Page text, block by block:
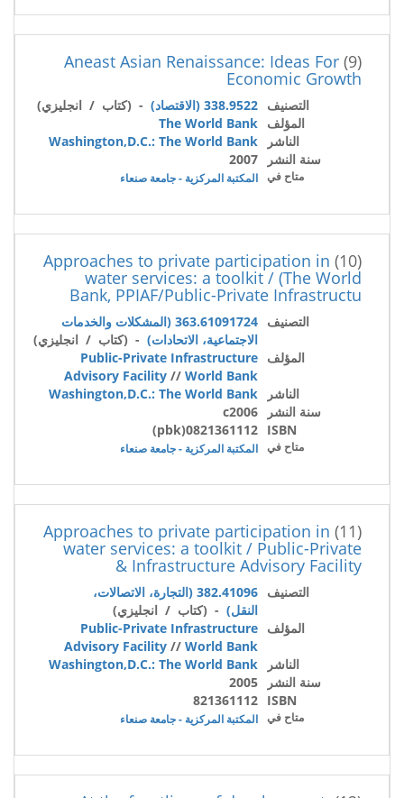
(9)
Aneast Asian Renaissance: Ideas For
Economic Growth
التصنيف 338.9522 (الاقتصاد)
- (كتاب / انجليزي)
المؤلف The World Bank
الناشر
Washington,D.C.: The World Bank
سنة النشر
2007
متاح في المكتبة المركزية - جامعة صنعاء
(10)
Approaches to private participation in
water services: a toolkit / (The World
Bank, PPIAF/Public-Private Infrastructu
التصنيف
363.61091724 (المشكلات والخدمات
الاجتماعية، الاتحادات) - (كتاب / انجليزي)
المؤلف Public-Private Infrastructure
Advisory Facility // World Bank
الناشر
Washington,D.C.: The World Bank
سنة النشر
c2006
ISBN
0821361112(pbk)
متاح في المكتبة المركزية - جامعة صنعاء
(11)
Approaches to private participation in
water services: a toolkit / Public-Private
Infrastructure Advisory Facility &
التصنيف
382.41096 (التجارة، الاتصالات،
النقل) - (كتاب / انجليزي)
المؤلف Public-Private Infrastructure
Advisory Facility // World Bank
الناشر
Washington,D.C.: The World Bank
سنة النشر
2005
ISBN
821361112
متاح في المكتبة المركزية - جامعة صنعاء